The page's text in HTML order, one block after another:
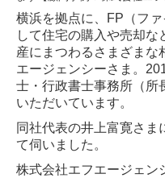
顧問先の企業様の声
株式会社ガレージカメ
株式会社エフエージェ
株式会社菅野産業
RAPORT
横浜を拠点に、FP（フ
して住宅の購入や売却な
産にまつわるさまざまな
エージェンシーさ ま。
士・行政書士事務所（所
いただいています。
同社代表の井上富寛さま
て伺いました。
株式会社エフエージェン